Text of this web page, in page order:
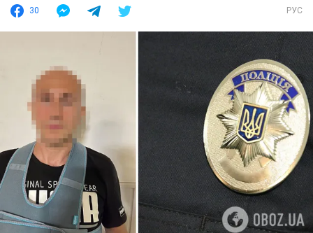
30 РУС